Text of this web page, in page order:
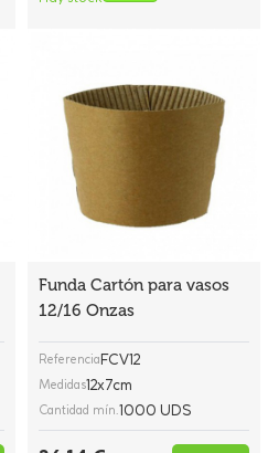
Funda Cartón para vasos
12/16 Onzas
ReferenciaFCV12
Medidas12x7cm
Cantidad mín.1000 UDS